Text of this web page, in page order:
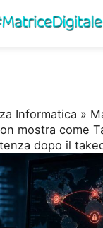
Informatica »
mostra come
dopo il